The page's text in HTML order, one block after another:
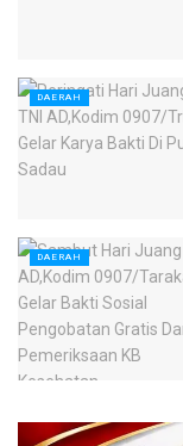
DAERAH
DAERAH